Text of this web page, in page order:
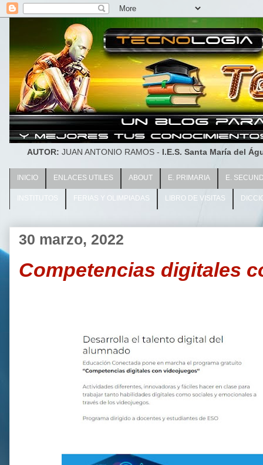
AUTOR: JUAN ANTONIO RAMOS - I.E.S. Santa María del
INICIO ENLACES UTILES ABOUT E. PRIMARIA E.
INSTITUTOS FERIAS Y OLIMPIADAS LIBRO DE VISITAS
30 marzo, 2022
Competencias digitales